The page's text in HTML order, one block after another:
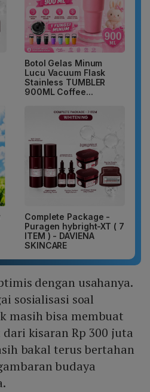
Botol Gelas Minum
Lucu Vacuum Flask
Stainless TUMBLER
900ML Coffee...
Complete Package -
Puragen hybright-XT ( 7
ITEM ) - DAVIENA
SKINCARE
dengan usahanya.
sosialisasi soal
masih bisa membuat
kisaran Rp 300 juta
bakal terus bertahan
budaya